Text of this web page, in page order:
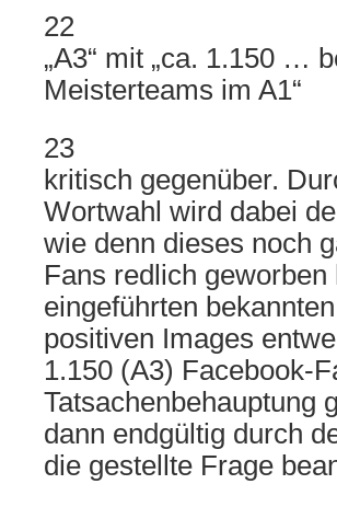
22
„A3“ mit „ca. 1.150 …
Meisterteams im A1“
23
kritisch gegenüber.
Wortwahl wird dabei
wie denn dieses noch
Fans redlich
eingeführten
positiven Images
1.150 (A3) Facebook-
Tatsachenbehauptung
dann endgültig durch
die gestellte Frage